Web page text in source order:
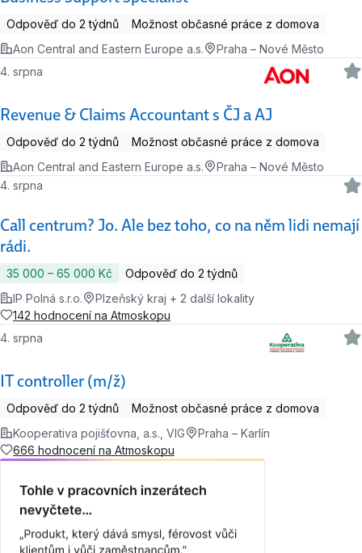
Odpověď do 2 týdnů
Možnost občasné práce z domova
Aon Central and Eastern Europe a.s.
Praha – Nové Město
Revenue & Claims Accountant s ČJ a AJ
4. srpna
Odpověď do 2 týdnů
Možnost občasné práce z domova
Aon Central and Eastern Europe a.s.
Praha – Nové Město
Call centrum? Jo. Ale bez toho, co na něm lidi nemají
rádi.
4. srpna
35 000 ‍–‍ 65 000 Kč
Odpověď do 2 týdnů
IP Polná s.r.o.
Plzeňský kraj + 2 další lokality
142 hodnocení na Atmoskopu
IT controller (m/ž)
4. srpna
Odpověď do 2 týdnů
Možnost občasné práce z domova
Kooperativa pojišťovna, a.s., VIG
Praha – Karlín
666 hodnocení na Atmoskopu